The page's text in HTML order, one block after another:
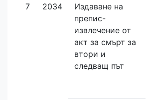
7 2034
Издаване на
препис-
извлечение от
акт за смърт за
втори и
следващ път